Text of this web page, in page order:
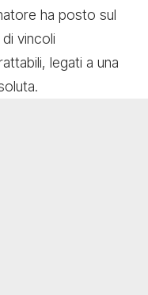
ha posto sul
vincoli
legati a una